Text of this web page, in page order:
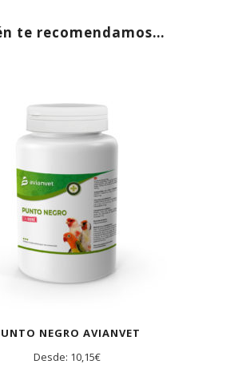
te recomendamos…
NEGRO AVIANVET
Desde: 10,15€